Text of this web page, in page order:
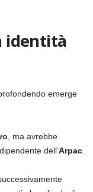
identità
emerge
, ma avrebbe
dell’Arpac